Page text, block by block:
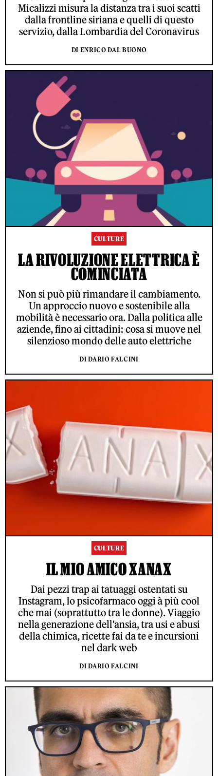
Micalizzi misura la distanza tra i suoi scatti
dalla frontline siriana e quelli di questo
servizio, dalla Lombardia del Coronavirus
DI ENRICO DAL BUONO
CULTURE
LA RIVOLUZIONE ELETTRICA È
COMINCIATA
Non si può più rimandare il cambiamento.
Un approccio nuovo e sostenibile alla
mobilità è necessario ora. Dalla politica alle
aziende, fino ai cittadini: cosa si muove nel
silenzioso mondo delle auto elettriche
DI DARIO FALCINI
CULTURE
IL MIO AMICO XANAX
Dai pezzi trap ai tatuaggi ostentati su
Instagram, lo psicofarmaco oggi à più cool
che mai (soprattutto tra le donne). Viaggio
nella generazione dell'ansia, tra usi e abusi
della chimica, ricette fai da te e incursioni
nel dark web
DI DARIO FALCINI